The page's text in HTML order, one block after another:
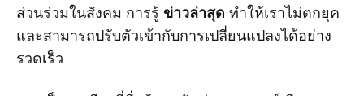
ส่วนร่วมในสังคม การรู้ ข่าวล่าสุด ทำให้เราไม่ตกยุค
และสามารถปรับตัวเข้ากับการเปลี่ยนแปลงได้อย่าง
รวดเร็ว